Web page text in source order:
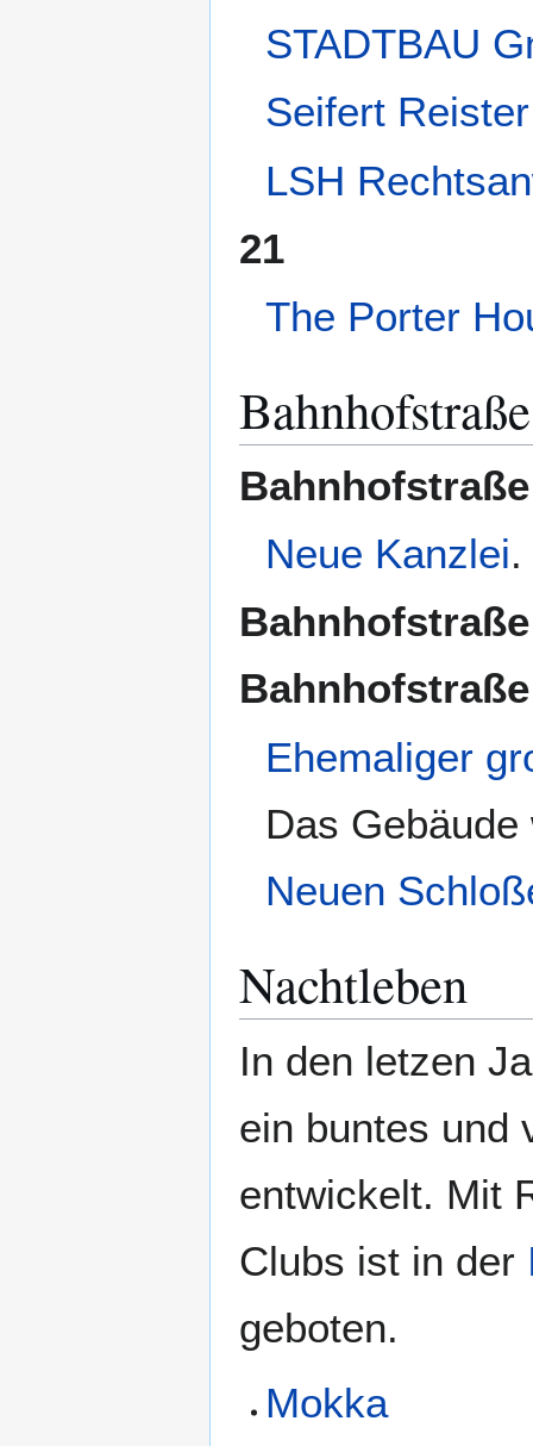
STADTBAU
Seifert
LSH
21
The Porter
Bahnhofstraße
Neue Kanzlei.
Ehemaliger
Das
Neuen
Nachtleben
In den letzen
ein buntes und
entwickelt. Mit
Clubs ist in der
geboten.
Mokka